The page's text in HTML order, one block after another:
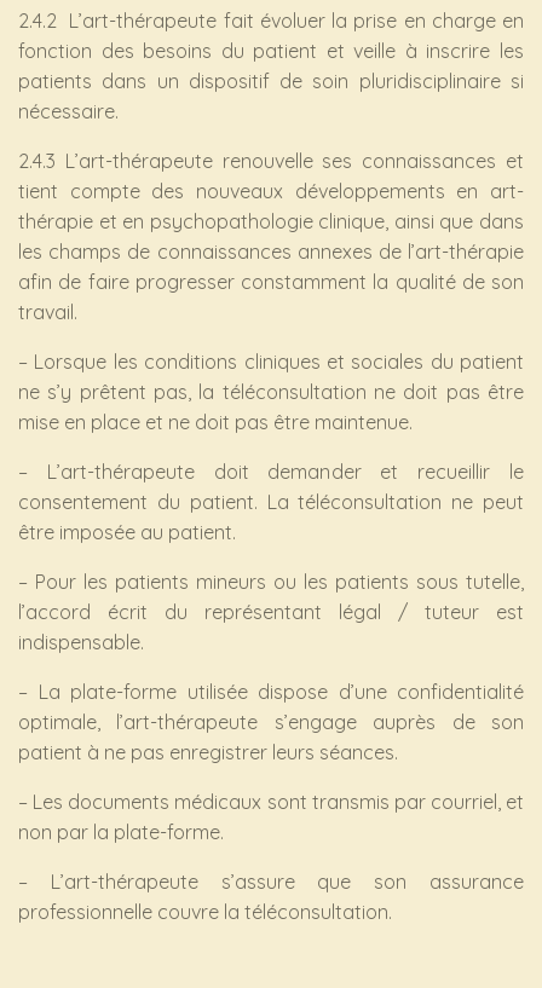
2.4.2 L’art-thérapeute fait évoluer la prise en charge en
fonction des besoins du patient et veille à inscrire les
patients dans un dispositif de soin pluridisciplinaire si
nécessaire.
2.4.3 L’art-thérapeute renouvelle ses connaissances et
tient compte des nouveaux développements en art-
thérapie et en psychopathologie clinique, ainsi que dans
les champs de connaissances annexes de l’art-thérapie
afin de faire progresser constamment la qualité de son
travail.
– Lorsque les conditions cliniques et sociales du patient
ne s’y prêtent pas, la téléconsultation ne doit pas être
mise en place et ne doit pas être maintenue.
– L’art-thérapeute doit demander et recueillir le
consentement du patient. La téléconsultation ne peut
être imposée au patient.
– Pour les patients mineurs ou les patients sous tutelle,
l’accord écrit du représentant légal / tuteur est
indispensable.
– La plate-forme utilisée dispose d’une confidentialité
optimale, l’art-thérapeute s’engage auprès de son
patient à ne pas enregistrer leurs séances.
– Les documents médicaux sont transmis par courriel, et
non par la plate-forme.
– L’art-thérapeute s’assure que son assurance
professionnelle couvre la téléconsultation.